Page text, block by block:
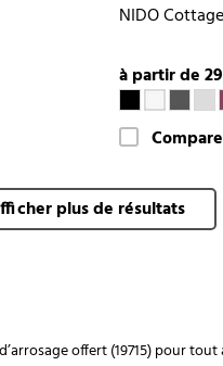
NIDO Cottage
à partir de
plus de résultats
offert (19715) pour